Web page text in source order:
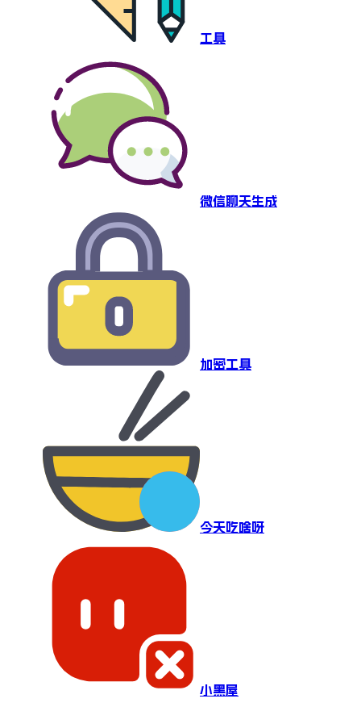
工具
微信聊天生成
加密工具
今天吃啥呀
小黑屋